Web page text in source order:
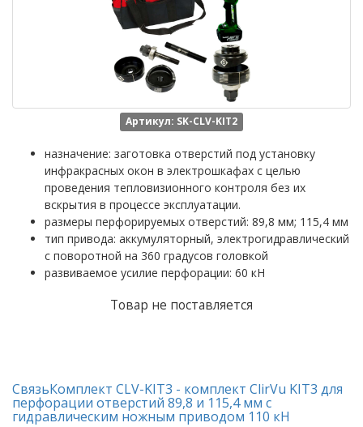
Артикул: SK-CLV-KIT2
назначение: заготовка отверстий под установку
инфракрасных окон в электрошкафах с целью
проведения тепловизионного контроля без их
вскрытия в процессе эксплуатации.
размеры перфорируемых отверстий: 89,8 мм; 115,4 мм
тип привода: аккумуляторный, электрогидравлический
с поворотной на 360 градусов головкой
развиваемое усилие перфорации: 60 кН
Товар не поставляется
СвязьКомплект CLV-KIT3 - комплект ClirVu KIT3 для
перфорации отверстий 89,8 и 115,4 мм с
гидравлическим ножным приводом 110 кН